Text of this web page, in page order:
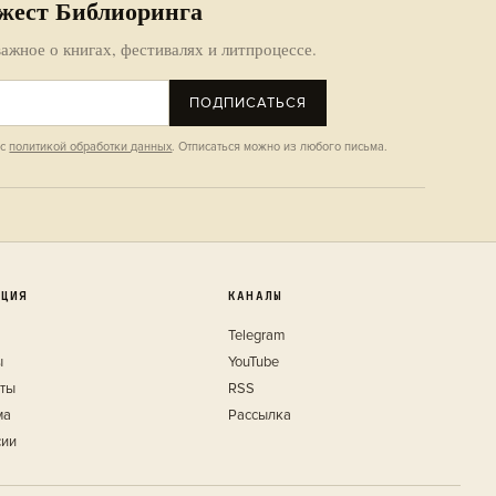
Библиоринга
о книгах, фестивалях и литпроцессе.
ПОДПИСАТЬСЯ
политикой обработки данных. Отписаться можно из любого письма.
КАНАЛЫ
Telegram
YouTube
RSS
Рассылка